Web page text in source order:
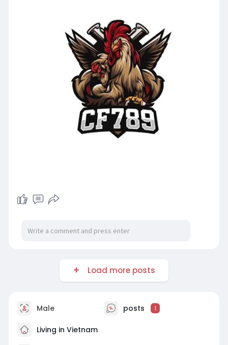
Load more posts
Male posts 1
Living in Vietnam